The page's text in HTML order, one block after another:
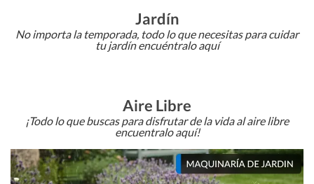
Jardín
No importa la temporada, todo lo que necesitas para cuidar
tu jardín encuéntralo aquí
Aire Libre
¡Todo lo que buscas para disfrutar de la vida al aire libre
encuentralo aquí!